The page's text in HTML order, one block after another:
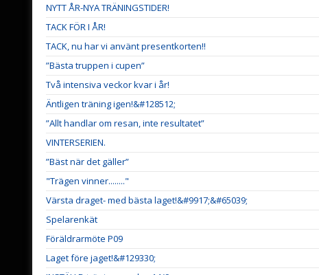
NYTT ÅR-NYA TRÄNINGSTIDER!
TACK FÖR I ÅR!
TACK, nu har vi använt presentkorten!!
”Bästa truppen i cupen”
Två intensiva veckor kvar i år!
Äntligen träning igen!&#128512;
”Allt handlar om resan, inte resultatet”
VINTERSERIEN.
”Bäst när det gäller”
"Trägen vinner........"
Värsta draget- med bästa laget!&#9917;&#65039;
Spelarenkät
Föräldrarmöte P09
Laget före jaget!&#129330;